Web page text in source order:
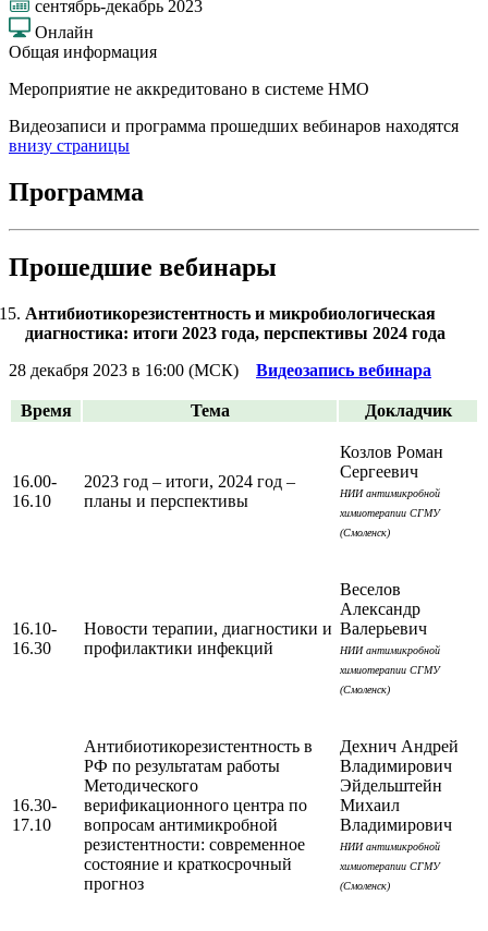
сентябрь-декабрь 2023
Онлайн
Общая информация
Мероприятие не аккредитовано в системе НМО
Видеозаписи и программа прошедших вебинаров находятся
внизу страницы
Программа
Прошедшие вебинары
Антибиотикорезистентность и микробиологическая
диагностика: итоги 2023 года, перспективы 2024 года
28 декабря 2023 в 16:00 (МСК) Видеозапись вебинара
Время Тема Докладчик
16.00-
16.10
2023 год – итоги, 2024 год –
планы и перспективы
Козлов Роман
Сергеевич
НИИ антимикробной
химиотерапии СГМУ
(Смоленск)
16.10-
16.30
Новости терапии, диагностики и
профилактики инфекций
Веселов
Александр
Валерьевич
НИИ антимикробной
химиотерапии СГМУ
(Смоленск)
16.30-
17.10
Антибиотикорезистентность в
РФ по результатам работы
Методического
верификационного центра по
вопросам антимикробной
резистентности: современное
состояние и краткосрочный
прогноз
Дехнич Андрей
Владимирович
Эйдельштейн
Михаил
Владимирович
НИИ антимикробной
химиотерапии СГМУ
(Смоленск)